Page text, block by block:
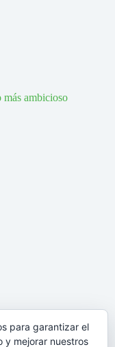
más ambicioso
para garantizar el
y mejorar nuestros